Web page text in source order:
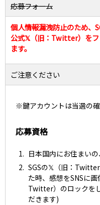
応募フォーム
個人情報漏洩防止のため、
公式𝕏（旧：Twitter）をフ
ます。
ご注意ください
※鍵アカウントは当選の確
応募資格
日本国内にお住まい
SGSの𝕏（旧：
た時、感想をSNSに
Twitter）のロックを
だきます)